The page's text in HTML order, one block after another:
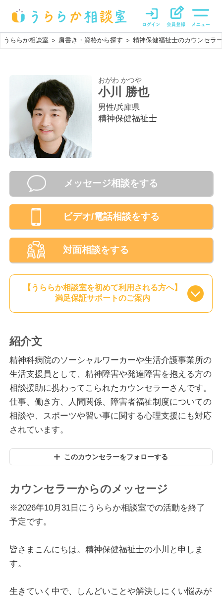
うららか相談室 > 肩書き・資格から探す > 精神保健福祉士のカウンセラ
おがわ かつや
小川 勝也
男性/兵庫県
精神保健福祉士
メッセージ相談をする
ビデオ/電話相談をする
対面相談をする
【うららか相談室を初めて利用される方へ】
満足保証サポートのご案内
紹介文
精神科病院のソーシャルワーカーや生活介護事業所の
生活支援員として、精神障害や発達障害を抱える方の
相談援助に携わってこられたカウンセラーさんです。
仕事、働き方、人間関係、障害者福祉制度についての
相談や、スポーツや習い事に関する心理支援にも対応
されています。
このカウンセラーをフォローする
カウンセラーからのメッセージ
※2026年10月31日にうららか相談室での活動を終了
予定です。
皆さまこんにちは。精神保健福祉士の小川と申しま
す。
生きていく中で、しんどいことや解決しにくい悩みが